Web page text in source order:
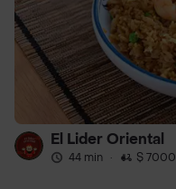
El Lider Oriental
44 min · $ 7000